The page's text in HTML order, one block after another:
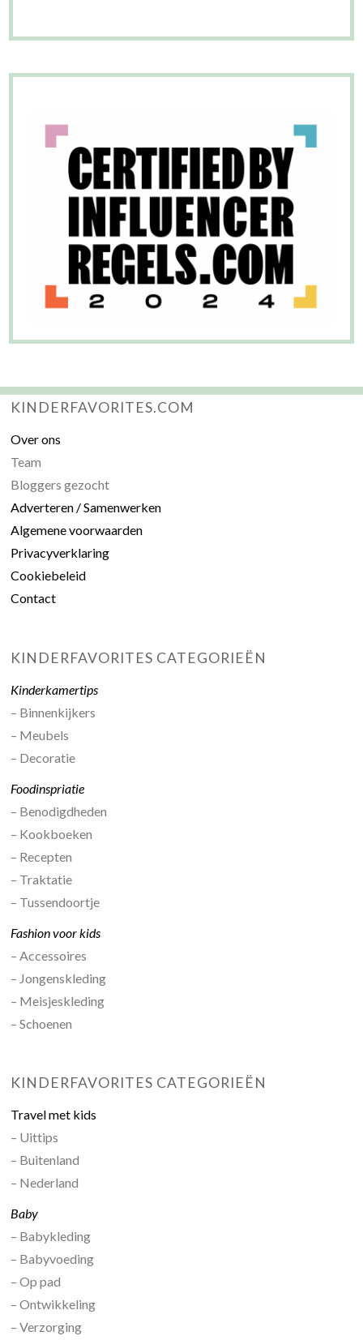
KINDERFAVORITES.COM
Over ons
Team
Bloggers gezocht
Adverteren / Samenwerken
Algemene voorwaarden
Privacyverklaring
Cookiebeleid
Contact
KINDERFAVORITES CATEGORIEËN
Kinderkamertips
– Binnenkijkers
– Meubels
– Decoratie
Foodinspriatie
– Benodigdheden
– Kookboeken
– Recepten
– Traktatie
– Tussendoortje
Fashion voor kids
– Accessoires
– Jongenskleding
– Meisjeskleding
– Schoenen
KINDERFAVORITES CATEGORIEËN
Travel met kids
– Uittips
– Buitenland
– Nederland
Baby
– Babykleding
– Babyvoeding
– Op pad
– Ontwikkeling
– Verzorging